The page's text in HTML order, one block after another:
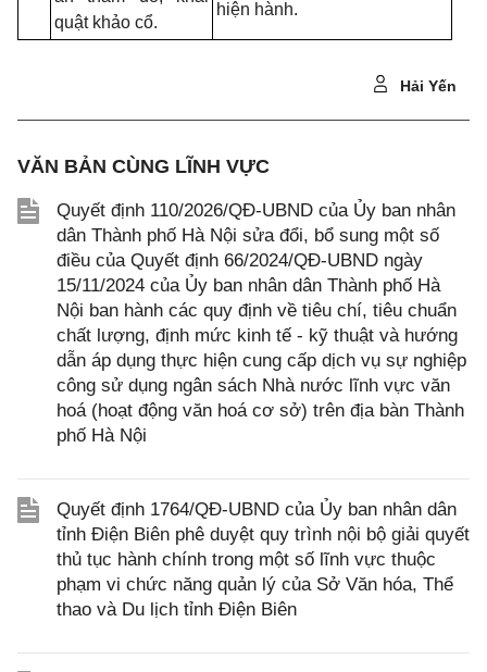
quật khảo cổ.
hiện hành.
Hải Yến
VĂN BẢN CÙNG LĨNH VỰC
Quyết định 110/2026/QĐ-UBND của Ủy ban nhân
dân Thành phố Hà Nội sửa đổi, bổ sung một số
điều của Quyết định 66/2024/QĐ-UBND ngày
15/11/2024 của Ủy ban nhân dân Thành phố Hà
Nội ban hành các quy định về tiêu chí, tiêu chuẩn
chất lượng, định mức kinh tế - kỹ thuật và hướng
dẫn áp dụng thực hiện cung cấp dịch vụ sự nghiệp
công sử dụng ngân sách Nhà nước lĩnh vực văn
hoá (hoạt động văn hoá cơ sở) trên địa bàn Thành
phố Hà Nội
Quyết định 1764/QĐ-UBND của Ủy ban nhân dân
tỉnh Điện Biên phê duyệt quy trình nội bộ giải quyết
thủ tục hành chính trong một số lĩnh vực thuộc
phạm vi chức năng quản lý của Sở Văn hóa, Thể
thao và Du lịch tỉnh Điện Biên